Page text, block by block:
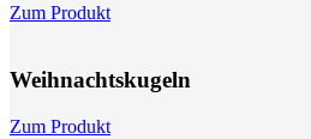
Zum Produkt
Weihnachts­kugeln
Zum Produkt